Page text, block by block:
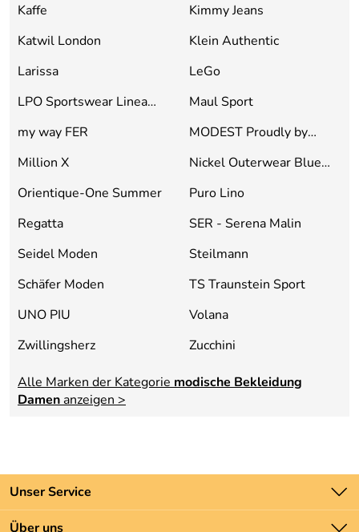
Kaffe
Kimmy Jeans
Katwil London
Klein Authentic
Larissa
LeGo
LPO Sportswear Linea
Maul Sport
my way FER
MODEST Proudly by
Million X
Nickel Outerwear Blue
Orientique-One Summer
Puro Lino
Regatta
SER - Serena Malin
Seidel Moden
Steilmann
Schäfer Moden
TS Traunstein Sport
UNO PIU
Volana
Zwillingsherz
Zucchini
Alle Marken der Kategorie modische Bekleidung
Damen anzeigen >
Unser Service
Kontakt
Über uns